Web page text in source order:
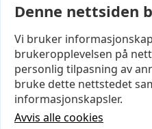
SALG
INFORMASJON
KUNDEKLUBB
KONTAKT OSS
KJØPSVILKÅR OG BETINGELSER
PERSONVERN
Denne nettsiden
Vi bruker
brukeropplevelsen på
personlig tilpasning av
bruke dette nettstedet
informasjonskapsler.
Avvis alle cookies